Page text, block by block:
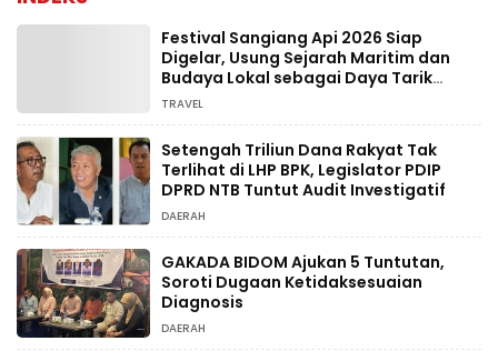
Festival Sangiang Api 2026 Siap
Digelar, Usung Sejarah Maritim dan
Budaya Lokal sebagai Daya Tarik
Wisata
TRAVEL
Setengah Triliun Dana Rakyat Tak
Terlihat di LHP BPK, Legislator PDIP
DPRD NTB Tuntut Audit Investigatif
DAERAH
GAKADA BIDOM Ajukan 5 Tuntutan,
Soroti Dugaan Ketidaksesuaian
Diagnosis
DAERAH